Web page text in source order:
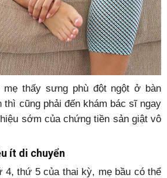
thấy sưng phù đột ngột ở bàn
thì cũng phải đến khám bác sĩ ngay
sớm của chứng tiền sản giật vô
ít di chuyển
4, thứ 5 của thai kỳ, mẹ bầu có thể